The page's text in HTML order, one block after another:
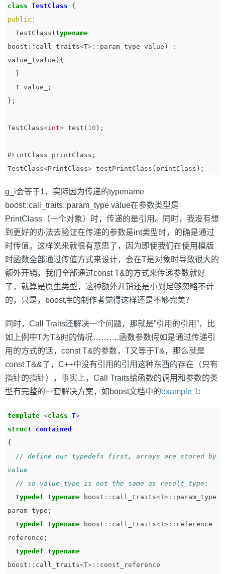
class TestClass
{
public:
TestClass ( typename
boost :: call_traits<T>:: param_type value )
:
value_
( value ){
}
T value_
;
};
TestClass<int> test ( 10 );
PrintClass printClass ;
TestClass<PrintClass> testPrintClass ( printClass );
g_i会等于1，实际因为传递的typename
boost::call_traits::param_type value在参数类型是
PrintClass（一个对象）时，传递的是引用。同时，我没有想
到更好的办法去验证在传递的参数是int类型时，的确是通过
时传值。这样说来就很有意思了，因为即使我们在使用模版
时函数全部通过传值方式来设计，会在T是对象时导致很大的
额外开销，我们全部通过const T&的方式来传递参数就好
了，就算是原生类型，这种额外开销还是小到足够忽略不计
的，只是，boost库的制作者觉得这样还是不够完美？
同时，Call Traits还解决一个问题，那就是”引用的引用”，比
如上例中T为T&时的情况……….函数参数假如是通过传递引
用的方式的话，const T&的参数，T又等于T&，那么就是
const T&&了，C++中没有引用的引用这种东西的存在（只有
指针的指针），事实上，Call Traits给函数的调用和参数的类
型有完整的一套解决方案，如boost文档中的example 1:
template <class T>
struct
contained
{
// define our typedefs first, arrays are stored by
value
// so value_type is not the same as result_type:
typedef typename boost :: call_traits<T>:: param_type
param_type ;
typedef typename boost :: call_traits<T>:: reference
reference ;
typedef typename
boost :: call_traits<T>:: const_reference